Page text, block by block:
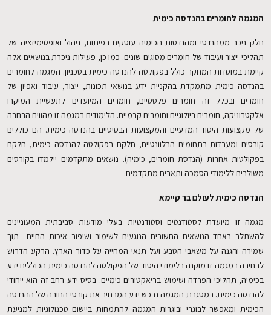
המגמה לחומרים בהנדסה כימית
חלק ניכר ממהנדסי ומהנדסות הכימיה עוסקים בפיתוח, ניהול ואופטימיזציה של
תהליכי ייצור ועיבוד של חומרים מסוגים שונים. כמו כן, פעילות ניכרת בנושאים אלה
קיימת במוסדות המחקר כולל בפקולטה להנדסה כימית בטכניון. המגמה לחומרים
בהנדסה כימית מתמקדת בהקניית ידע בנושאי תכונות, ייצור, עיבוד ואפיון של
חומרים ובכלל זה חומרים פלסטיים, חומרים המיועדים לתעשיית המיקרו
אלקטרוניקה, חומרים ביולוגיים וחומרים קרמיים. הלימודים במגמה זו מהווים הרחבה
של מקצועות היסוד המדעיים והמקצועות הבסיסיים בהנדסה כימית. הם כוללים
קורסים ומעבדות בתחומים הרלוונטיים, חלקם בפקולטה להנדסה כימית, חלקם
בפקולטות אחרות (הנדסת חומרים, כימיה). נושאים מתקדמים יילמדו בקורסים
משולבים ללימודי הסמכה ותארים מתקדמים.
הנדסה כימית לעולם בר קיימא
מגמה זו מיועדת לסטודנטים וסטודנטיות בעלי מודעות סביבתית המעוניינים
להשתלב באחד הנושאים החשובים הנוגעים לשימור ושיפור איכות החיים תוך
שמירה והגנה על משאבי הטבע ועל תנאי המחייה על כדור הארץ. הרקע הדרוש
לבחירה במגמה זו מוקנה בלימודי היסוד של הפקולטה להנדסה כימית הכוללים ידע
בכימיה, תהליכי הפרדה ושימוש בריאקטורים כימיים. בסיס ידע רחב זה הוא ייחודי
להנדסה כימית. במסגרת המגמה נרכש ידע המרחיב את קורסי החובה של ההנדסה
הכימית ומאפשר לבוגרי ובוגרות המגמה להתמחות ביישום טכנולוגיות למניעת